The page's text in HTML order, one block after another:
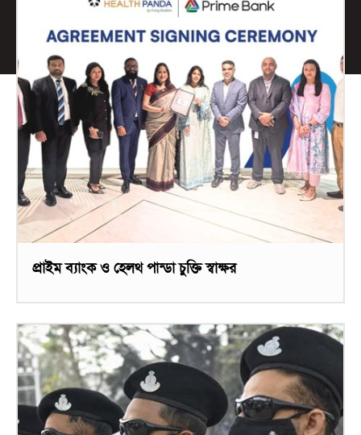
প্রাইম ব্যাংক ও হেলথ পান্ডা চুক্তি স্বাক্ষর